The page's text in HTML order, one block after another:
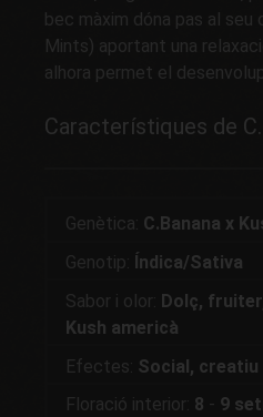
bec màxim dóna pas al
Mints) aportant una
alhora permet el
Característiques de
Genètica: C.Banana x
Genotip: Índica/Sativa
Sabor i olor: Dolç,
Kush americà
Efectes: Social, creatiu
Floració interior: 8 - 9